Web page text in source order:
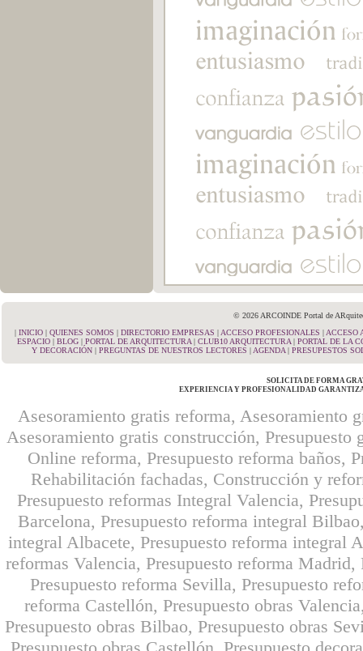
© 2026 ARCOINDE Portal de
| INICIO | QUIENES SOMOS | DIRECTORIO EMPRESAS | ACCESO PROFESIONALES | ACCESO
ESPACIO| BLOG| PORTAL DE ARQUITECTURA| CLUB10 ARQUITECTURA| PORTAL DE LA
Y DECORACIÓN| PREGUNTAS DE NUESTROS LECTORES | AGENDA| PRESUPESTOS
SOLICITA DE FORMA
EXPERIENCIA Y PROFESIONALIDAD
Asesoramiento gratis reforma, Asesoramiento
Asesoramiento gratis construcción, Presupuesto
Online reforma, Presupuesto reforma baños,
Rehabilitación fachadas, Construcción y
Presupuesto reformas Integral Valencia,
Barcelona, Presupuesto reforma integral
integral Albacete, Presupuesto reforma integral
reformas Valencia, Presupuesto reforma
Presupuesto reforma Sevilla, Presupuesto
reforma Castellón, Presupuesto obras
Presupuesto obras Bilbao, Presupuesto obras